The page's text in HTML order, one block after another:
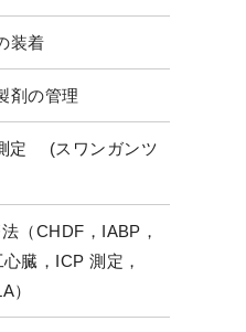
装着
剤の管理
定 (スワンガンツ
（CHDF，IABP，
臓，ICP 測定，
）